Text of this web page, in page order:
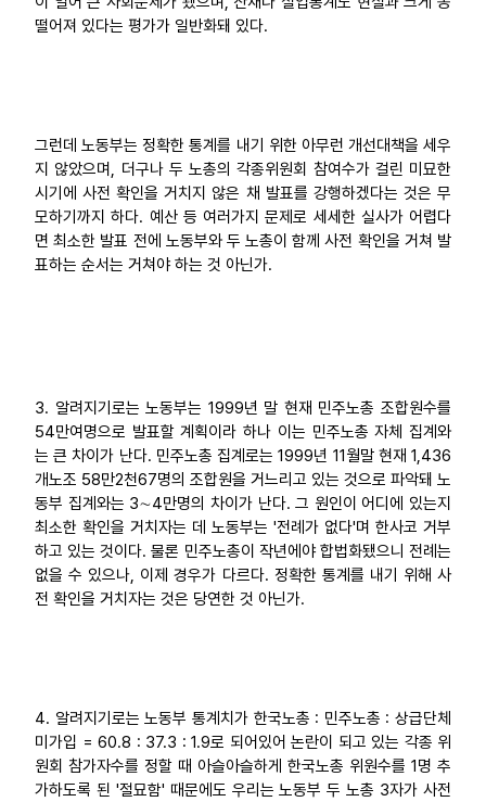
떨어져 있다는 평가가 일반화돼 있다.
그런데 노동부는 정확한 통계를 내기 위한 아무런 개선대책을 세우
지 않았으며, 더구나 두 노총의 각종위원회 참여수가 걸린 미묘한
시기에 사전 확인을 거치지 않은 채 발표를 강행하겠다는 것은 무
모하기까지 하다. 예산 등 여러가지 문제로 세세한 실사가 어렵다
면 최소한 발표 전에 노동부와 두 노총이 함께 사전 확인을 거쳐 발
표하는 순서는 거쳐야 하는 것 아닌가.
3. 알려지기로는 노동부는 1999년 말 현재 민주노총 조합원수를
54만여명으로 발표할 계획이라 하나 이는 민주노총 자체 집계와
는 큰 차이가 난다. 민주노총 집계로는 1999년 11월말 현재 1,436
개노조 58만2천67명의 조합원을 거느리고 있는 것으로 파악돼 노
동부 집계와는 3∼4만명의 차이가 난다. 그 원인이 어디에 있는지
최소한 확인을 거치자는 데 노동부는 '전례가 없다'며 한사코 거부
하고 있는 것이다. 물론 민주노총이 작년에야 합법화됐으니 전례는
없을 수 있으나, 이제 경우가 다르다. 정확한 통계를 내기 위해 사
전 확인을 거치자는 것은 당연한 것 아닌가.
4. 알려지기로는 노동부 통계치가 한국노총 : 민주노총 : 상급단체
미가입 = 60.8 : 37.3 : 1.9로 되어있어 논란이 되고 있는 각종 위
원회 참가자수를 정할 때 아슬아슬하게 한국노총 위원수를 1명 추
가하도록 된 '절묘함' 때문에도 우리는 노동부 두 노총 3자가 사전